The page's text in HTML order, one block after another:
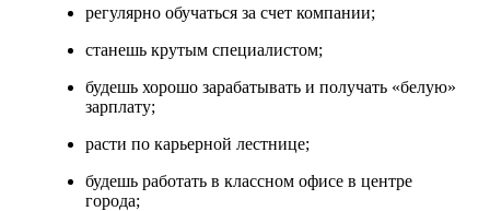
регулярно обучаться за счет компании;
станешь крутым специалистом;
будешь хорошо зарабатывать и получать «белую»
зарплату;
расти по карьерной лестнице;
будешь работать в классном офисе в центре
города;